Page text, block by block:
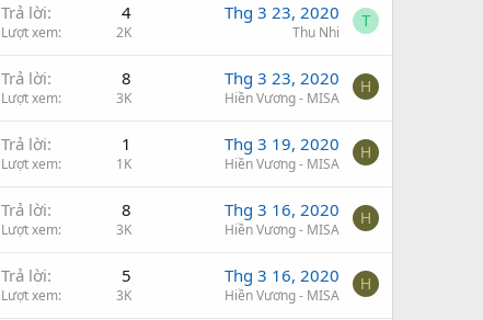
Trả lời 4
Lượt xem 2K
Thg 3 23, 2020
Thu Nhi
T
Trả lời 8
Lượt xem 3K
Thg 3 23, 2020
Hiền Vương - MISA
H
Trả lời 1
Lượt xem 1K
Thg 3 19, 2020
Hiền Vương - MISA
H
Trả lời 8
Lượt xem 3K
Thg 3 16, 2020
Hiền Vương - MISA
H
Trả lời 5
Lượt xem 3K
Thg 3 16, 2020
Hiền Vương - MISA
H